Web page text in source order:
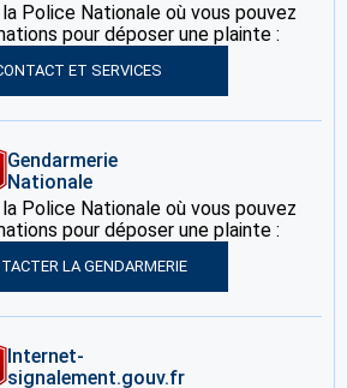
Police Nationale où vous pouvez
pour déposer une plainte :
ET SERVICES
Gendarmerie
Nationale
Police Nationale où vous pouvez
pour déposer une plainte :
LA GENDARMERIE
Internet-
signalement.gouv.fr